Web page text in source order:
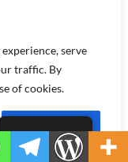
serve
traffic. By
of cookies.
Spanish